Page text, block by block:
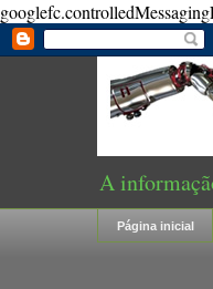
A
Página inicial